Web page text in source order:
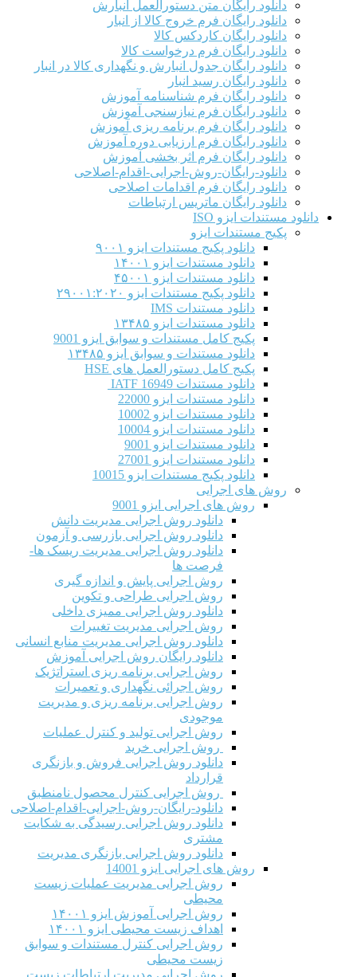
دانلود رایگان متن دستورالعمل انبارش
دانلود رایگان فرم خروج کالا از انبار
دانلود رایگان کاردکس کالا
دانلود رایگان فرم درخواست کالا
دانلود رایگان جدول انبارش و نگهداری کالا در انبار
دانلود رایگان رسید انبار
دانلود رایگان فرم شناسنامه آموزش
دانلود رایگان فرم نیازسنجی آموزش
دانلود رایگان فرم برنامه ریزی آموزش
دانلود رایگان فرم ارزیابی دوره آموزش
دانلود رایگان فرم اثر بخشی آموزش
دانلود-رایگان-روش-اجرایی-اقدام-اصلاحی
دانلود رایگان فرم اقدامات اصلاحی
دانلود رایگان ماتریس ارتباطات
دانلود مستندات ایزو ISO
پکیج مستندات ایزو
دانلود پکیج مستندات ایزو ۹۰۰۱
دانلود مستندات ایزو ۱۴۰۰۱
دانلود مستندات ایزو ۴۵۰۰۱
دانلود پکیج مستندات ایزو ۲۹۰۰۱:۲۰۲۰
دانلود مستندات IMS
دانلود مستندات ایزو ۱۳۴۸۵
پکیج کامل مستندات و سوابق ایزو 9001
دانلود مستندات و سوابق ایزو ۱۳۴۸۵
پکیج کامل دستورالعمل های HSE
دانلود مستندات IATF 16949
دانلود مستندات ایزو 22000
دانلود مستندات ایزو 10002
دانلود مستندات ایزو 10004
دانلود مستندات ایزو 9001
دانلود مستندات ایزو 27001
دانلود پکیج مستندات ایزو 10015
روش های اجرایی
روش های اجرایی ایزو 9001
دانلود روش اجرایی مدیریت دانش
دانلود روش اجرایی بازرسی و آزمون
دانلود روش اجرایی مدیریت ریسک ها-
فرصت ها
روش اجرایی پایش و اندازه گیری
روش اجرایی طراحی و تکوین
دانلود روش اجرایی ممیزی داخلی
روش اجرایی مدیریت تغییرات
دانلود روش اجرایی مدیریت منابع انسانی
دانلود رایگان روش اجرایی آموزش
روش اجرایی برنامه ریزی استراتژیک
روش اجرائی نگهداری و تعمیرات
روش اجرایی برنامه ریزی و مدیریت
موجودی
روش اجرایی تولید و کنترل عملیات
روش اجرایی خرید
دانلود روش اجرایی فروش و بازنگری
قرارداد
روش اجرایی کنترل محصول نامنطبق
دانلود-رایگان-روش-اجرایی-اقدام-اصلاحی
دانلود روش اجرایی رسیدگی به شکایت
مشتری
دانلود روش اجرایی بازنگری مدیریت
روش های اجرایی ایزو 14001
روش اجرایی مدیریت عملیات زیست
محیطی
روش اجرایی آموزش ایزو ۱۴۰۰۱
اهداف زیست محیطی ایزو ۱۴۰۰۱
روش اجرایی کنترل مستندات و سوابق
زیست محیطی
روش اجرايي مدیریت ارتباطات زیست